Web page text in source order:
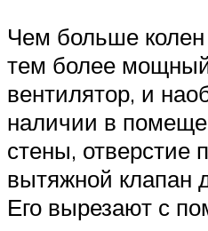
Чем больше колен
тем более мощный
вентилятор, и
наличии в
стены, отверстие
вытяжной клапан
Его вырезают с